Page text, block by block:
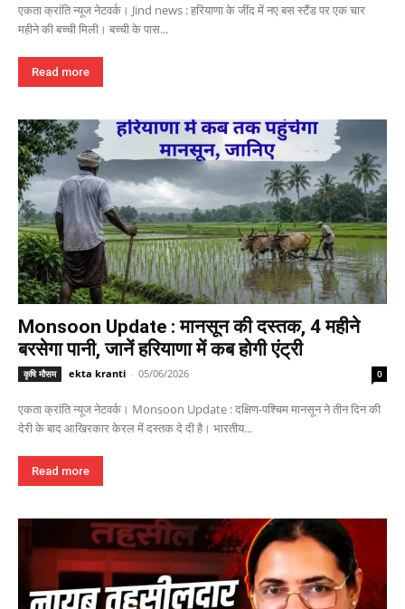
एकता क्रांति न्यूज नेटवर्क। Jind news : हरियाणा के जींद में नए बस स्टैंड पर एक चार
महीने की बच्ची मिली। बच्ची के पास...
Read more
Monsoon Update : मानसून की दस्तक, 4 महीने
बरसेगा पानी, जानें हरियाणा में कब होगी एंट्री
कृषि मौसम ekta kranti - 05/06/2026 0
एकता क्रांति न्यूज नेटवर्क। Monsoon Update : दक्षिण-पश्चिम मानसून ने तीन दिन की
देरी के बाद आखिरकार केरल में दस्तक दे दी है। भारतीय...
Read more